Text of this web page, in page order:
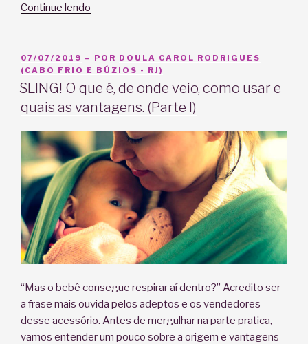
Continue lendo
é,
de
onde
veio,
e
quais
as
vantagens.
(Parte
II)”
PUBLICADO
EM
07/07/2019 – POR DOULA CAROL RODRIGUES
(CABO FRIO E BÚZIOS - RJ)
SLING! O que é, de onde veio, como usar e
quais as vantagens. (Parte I)
“Mas o bebê consegue respirar aí dentro?” Acredito ser
a frase mais ouvida pelos adeptos e os vendedores
desse acessório. Antes de mergulhar na parte pratica,
vamos entender um pouco sobre a origem e vantagens